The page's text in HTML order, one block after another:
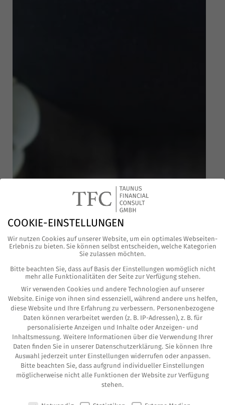
Wir wün­schen allen Kun­den, Freun­den und
Geschäfts­part­nern von Her­zen glück­li­che, schö­
ne und in die­sen Zei­ten vor allem gesun­de
Oster­ta­ge!#hap­pye­as­ter
tei­len twit­tern
tei­len mit­tei­len
tei­len
COOKIE-EINSTELLUNGEN
Wir nutzen Cookies auf unserer Website, um ein optimales Webseiten-
Erlebnis zu bieten. Sie können selbst entscheiden, welche Kategorien
Sie zulassen möchten.
Bitte beachten Sie, dass auf Basis der Einstellungen womöglich nicht
mehr alle Funktionalitäten der Seite zur Verfügung stehen.
Wir verwenden Cookies und andere Technologien auf unserer
Website. Einige von ihnen sind essenziell, während andere uns helfen,
diese Website und Ihre Erfahrung zu verbessern. Personenbezogene
Daten können verarbeitet werden (z. B. IP-Adressen), z. B. für
personalisierte Anzeigen und Inhalte oder Anzeigen- und
Inhaltsmessung. Weitere Informationen über die Verwendung Ihrer
Daten finden Sie in unserer Datenschutzerklärung. Sie können Ihre
Auswahl jederzeit unter Einstellungen widerrufen oder anpassen.
Bitte beachten Sie, dass aufgrund individueller Einstellungen
möglicherweise nicht alle Funktionen der Website zur Verfügung
stehen.